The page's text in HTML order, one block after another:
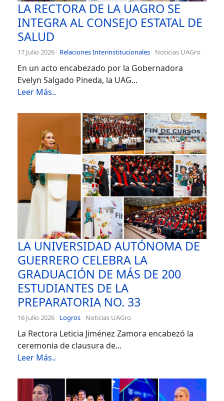
LA RECTORA DE LA UAGRO SE
INTEGRA AL CONSEJO ESTATAL DE
SALUD
17 Julio 2026 Relaciones Interinstitucionales Noticias UAGro
En un acto encabezado por la Gobernadora
Evelyn Salgado Pineda, la UAG...
Leer Más..
LA UNIVERSIDAD AUTÓNOMA DE
GUERRERO CELEBRA LA
GRADUACIÓN DE MÁS DE 200
ESTUDIANTES DE LA
PREPARATORIA NO. 33
16 Julio 2026 Logros Noticias UAGro
La Rectora Leticia Jiménez Zamora encabezó la
ceremonia de clausura de...
Leer Más..